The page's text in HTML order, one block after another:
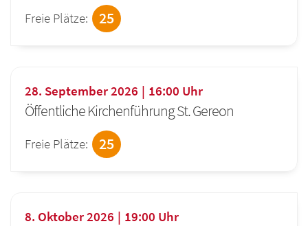
Freie Plätze: 25
28. September 2026 16:00 Uhr
Öffentliche Kirchenführung St. Gereon
Freie Plätze: 25
8. Oktober 2026 19:00 Uhr